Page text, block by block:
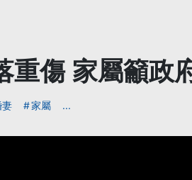
重傷 家屬籲政
妻 家屬 ...